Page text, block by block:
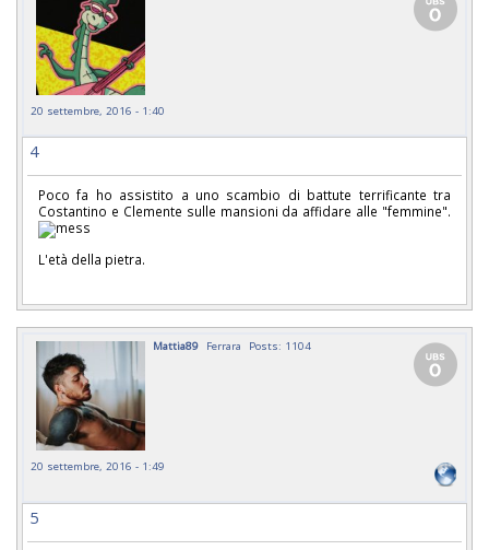
20 settembre, 2016 - 1:40
4
Poco fa ho assistito a uno scambio di battute terrificante tra
Costantino e Clemente sulle mansioni da affidare alle "femmine".
L'età della pietra.
Mattia89 Ferrara Posts: 1104
20 settembre, 2016 - 1:49
5